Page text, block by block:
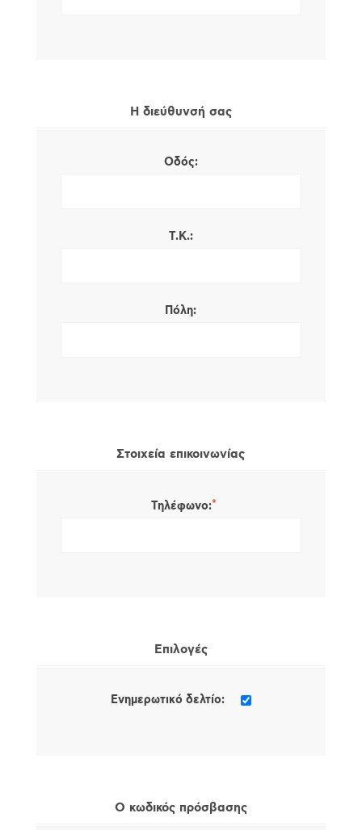
Η διεύθυνσή σας
Οδός:
Τ.Κ.:
Πόλη:
Στοιχεία επικοινωνίας
Τηλέφωνο:*
Επιλογές
Ενημερωτικό δελτίο:
Ο κωδικός πρόσβασης